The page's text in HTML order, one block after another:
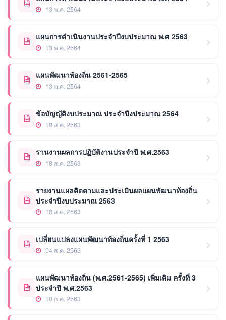
13 พ.ค. 2564
แผนการดำเนินงานประจำปีงบประมาณ พ.ศ 2563
13 พ.ค. 2564
แผนพัฒนาท้องถิ่น 2561-2565
13 ม.ค. 2564
ข้อบัญญัติงบประมาณ ประจำปีงประมาณ 2564
18 ส.ค. 2563
รานงานผลการปฏิบัติงานประจำปี พ.ศ.2563
18 ส.ค. 2563
รายงานแผลติดตามและประเมินผลแผนพัฒนาท้องถิ่น
ประจำปีงบประมาณ 2563
18 ส.ค. 2563
เปลี่ยนแปลงแผนพัฒนาท้องถิ่นครั้งที่ 1 2563
04 ส.ค. 2563
แผนพัฒนาท้องถิ่น (พ.ศ.2561-2565) เพิ่มเติม ครั้งที่ 3
ประจำปี พ.ศ.2563
10 ก.ค. 2563